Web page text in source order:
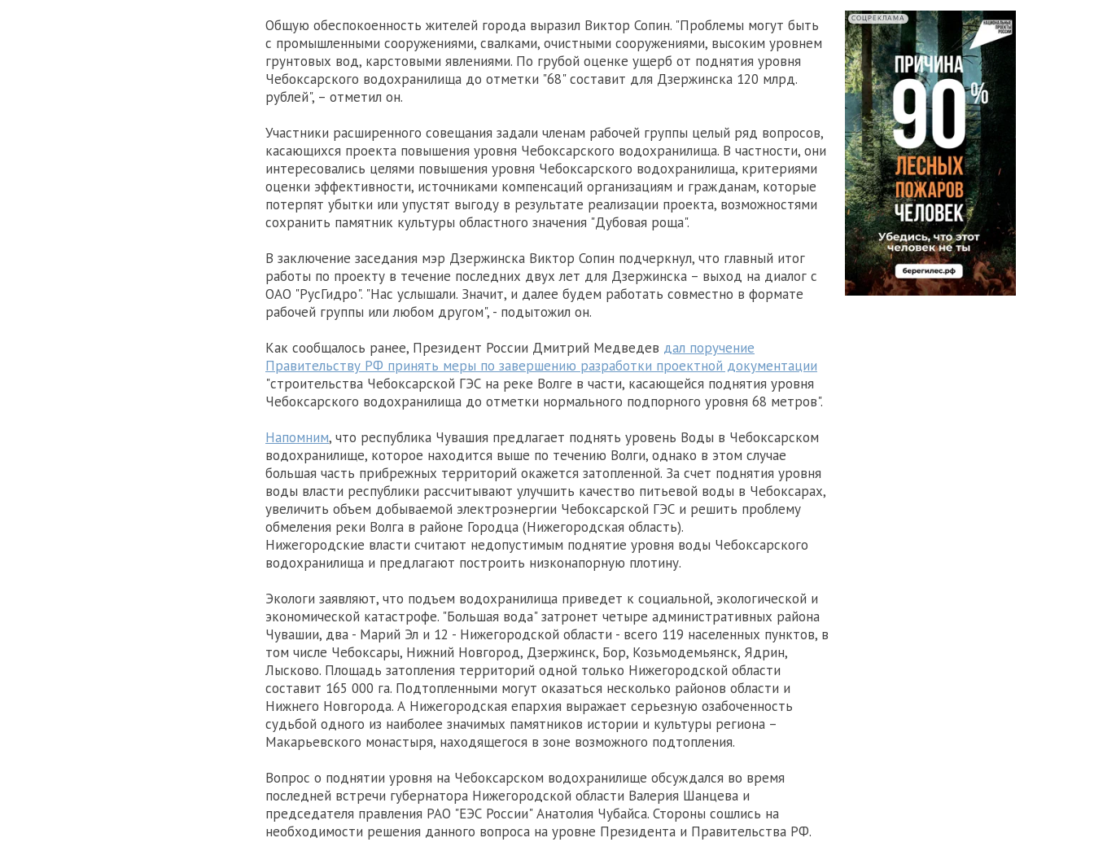
Общую обеспокоенность жителей города выразил Виктор Сопин. "Проблемы могут быть
с промышленными сооружениями, свалками, очистными сооружениями, высоким уровнем
грунтовых вод, карстовыми явлениями. По грубой оценке ущерб от поднятия уровня
Чебоксарского водохранилища до отметки "68" составит для Дзержинска 120 млрд.
рублей", – отметил он.
Участники расширенного совещания задали членам рабочей группы целый ряд вопросов,
касающихся проекта повышения уровня Чебоксарского водохранилища. В частности, они
интересовались целями повышения уровня Чебоксарского водохранилища, критериями
оценки эффективности, источниками компенсаций организациям и гражданам, которые
потерпят убытки или упустят выгоду в результате реализации проекта, возможностями
сохранить памятник культуры областного значения "Дубовая роща".
В заключение заседания мэр Дзержинска Виктор Сопин подчеркнул, что главный итог
работы по проекту в течение последних двух лет для Дзержинска – выход на диалог с
ОАО "РусГидро". "Нас услышали. Значит, и далее будем работать совместно в формате
рабочей группы или любом другом", - подытожил он.
Как сообщалось ранее, Президент России Дмитрий Медведев дал поручение
Правительству РФ принять меры по завершению разработки проектной документации
"строительства Чебоксарской ГЭС на реке Волге в части, касающейся поднятия уровня
Чебоксарского водохранилища до отметки нормального подпорного уровня 68 метров".
Напомним, что республика Чувашия предлагает поднять уровень Воды в Чебоксарском
водохранилище, которое находится выше по течению Волги, однако в этом случае
большая часть прибрежных территорий окажется затопленной. За счет поднятия уровня
воды власти республики рассчитывают улучшить качество питьевой воды в Чебоксарах,
увеличить объем добываемой электроэнергии Чебоксарской ГЭС и решить проблему
обмеления реки Волга в районе Городца (Нижегородская область).
Нижегородские власти считают недопустимым поднятие уровня воды Чебоксарского
водохранилища и предлагают построить низконапорную плотину.
Экологи заявляют, что подъем водохранилища приведет к социальной, экологической и
экономической катастрофе. "Большая вода" затронет четыре административных района
Чувашии, два - Марий Эл и 12 - Нижегородской области - всего 119 населенных пунктов, в
том числе Чебоксары, Нижний Новгород, Дзержинск, Бор, Козьмодемьянск, Ядрин,
Лысково. Площадь затопления территорий одной только Нижегородской области
составит 165 000 га. Подтопленными могут оказаться несколько районов области и
Нижнего Новгорода. А Нижегородская епархия выражает серьезную озабоченность
судьбой одного из наиболее значимых памятников истории и культуры региона –
Макарьевского монастыря, находящегося в зоне возможного подтопления.
Вопрос о поднятии уровня на Чебоксарском водохранилище обсуждался во время
последней встречи губернатора Нижегородской области Валерия Шанцева и
председателя правления РАО "ЕЭС России" Анатолия Чубайса. Стороны сошлись на
необходимости решения данного вопроса на уровне Президента и Правительства РФ.
СОЦРЕКЛАМА